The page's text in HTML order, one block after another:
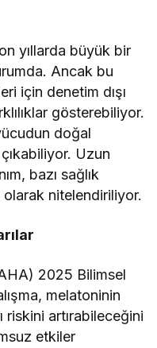
yıllarda büyük bir
Ancak bu
için denetim dışı
gösterebiliyor.
doğal
Uzun
bazı sağlık
olarak nitelendiriliyor.
2025 Bilimsel
melatoninin
riskini artırabileceğini
etkiler